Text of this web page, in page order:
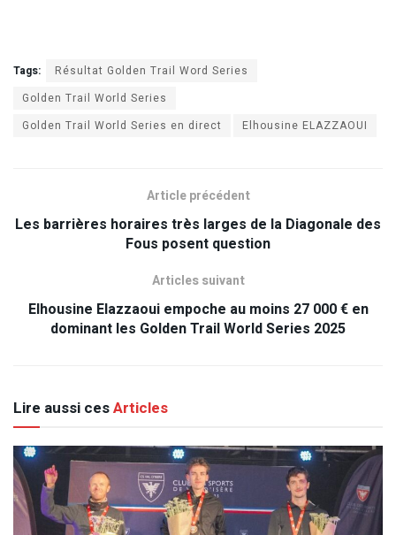
Tags:
Résultat Golden Trail Word Series
Golden Trail World Series
Golden Trail World Series en direct
Elhousine ELAZZAOUI
Article précédent
Les barrières horaires très larges de la Diagonale des
Fous posent question
Articles suivant
Elhousine Elazzaoui empoche au moins 27 000 € en
dominant les Golden Trail World Series 2025
Lire aussi cesArticles